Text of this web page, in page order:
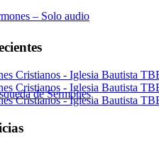
– Solo audio
de Sermones